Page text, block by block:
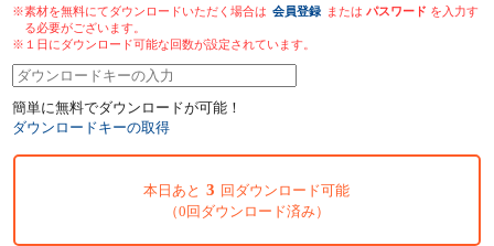
※素材を無料にてダウンロードいただく場合は 会員登録 またはパスワード を入力す
る必要がございます。
※１日にダウンロード可能な回数が設定されています。
簡単に無料でダウンロードが可能！
ダウンロードキーの取得
本日あと 3 回ダウンロード可能
（0回ダウンロード済み）